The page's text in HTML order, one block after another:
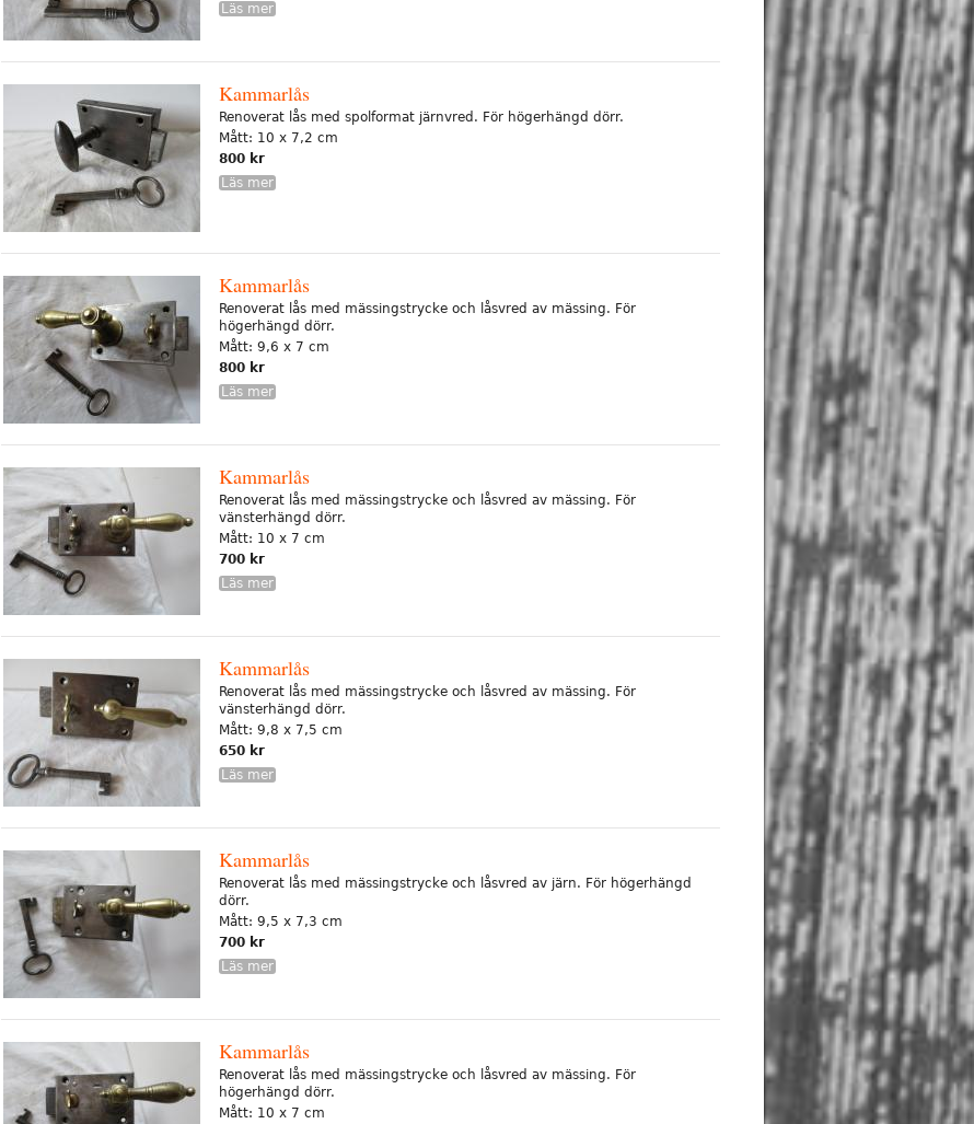
Läs mer
Kammarlås
Renoverat lås med spolformat järnvred. För högerhängd dörr.
Mått: 10 x 7,2 cm
800 kr
Läs mer
Kammarlås
Renoverat lås med mässingstrycke och låsvred av mässing. För
högerhängd dörr.
Mått: 9,6 x 7 cm
800 kr
Läs mer
Kammarlås
Renoverat lås med mässingstrycke och låsvred av mässing. För
vänsterhängd dörr.
Mått: 10 x 7 cm
700 kr
Läs mer
Kammarlås
Renoverat lås med mässingstrycke och låsvred av mässing. För
vänsterhängd dörr.
Mått: 9,8 x 7,5 cm
650 kr
Läs mer
Kammarlås
Renoverat lås med mässingstrycke och låsvred av järn. För högerhängd
dörr.
Mått: 9,5 x 7,3 cm
700 kr
Läs mer
Kammarlås
Renoverat lås med mässingstrycke och låsvred av mässing. För
högerhängd dörr.
Mått: 10 x 7 cm